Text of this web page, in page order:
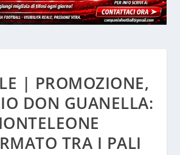
| PROMOZIONE,
DON GUANELLA:
TRA I PALI